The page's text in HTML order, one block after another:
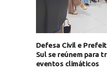
Defesa Civil e
Sul se reúnem para
eventos climáticos